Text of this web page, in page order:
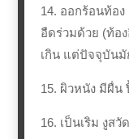
14. ออกร้อนท้อ
อืดร่วมด้วย (ท้อ
เกิน แต่ปัจจุบันมั
15. ผิวหนัง มีผื่
16. เป็นเริม งูส